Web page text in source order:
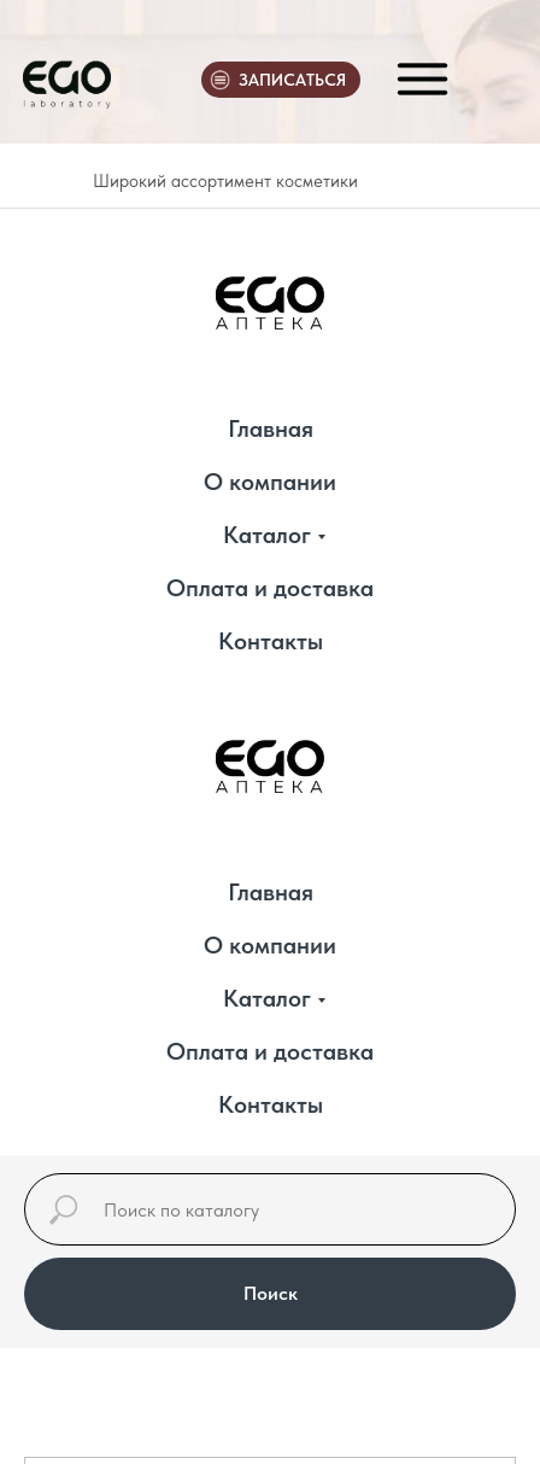
ЗАПИСАТЬСЯ
Широкий ассортимент косметики
Главная
О компании
Каталог
Оплата и доставка
Контакты
Главная
О компании
Каталог
Оплата и доставка
Контакты
Поиск